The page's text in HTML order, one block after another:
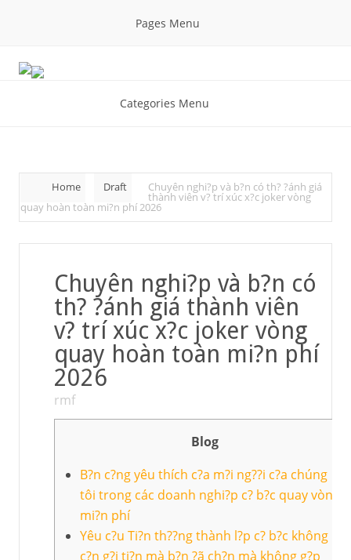
Pages Menu
Categories Menu
Home Draft Chuyên nghi?p và b?n có th? ?ánh giá
thành viên v? trí xúc x?c joker vòng
quay hoàn toàn mi?n phí 2026
Chuyên nghi?p và b?n có
th? ?ánh giá thành viên
v? trí xúc x?c joker vòng
quay hoàn toàn mi?n phí
2026
rmf
Blog
B?n c?ng yêu thích c?a m?i ng??i c?a chúng
tôi trong các doanh nghi?p c? b?c quay vòng
mi?n phí
Yêu c?u Ti?n th??ng thành l?p c? b?c không
c?n g?i ti?n mà b?n ?ã ch?n mà không g?p